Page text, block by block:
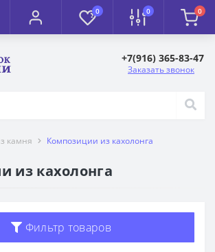
0 0 0
+7(916) 365-83-47
Заказать звонок
камня Композиции из кахолонга
из кахолонга
Фильтр товаров